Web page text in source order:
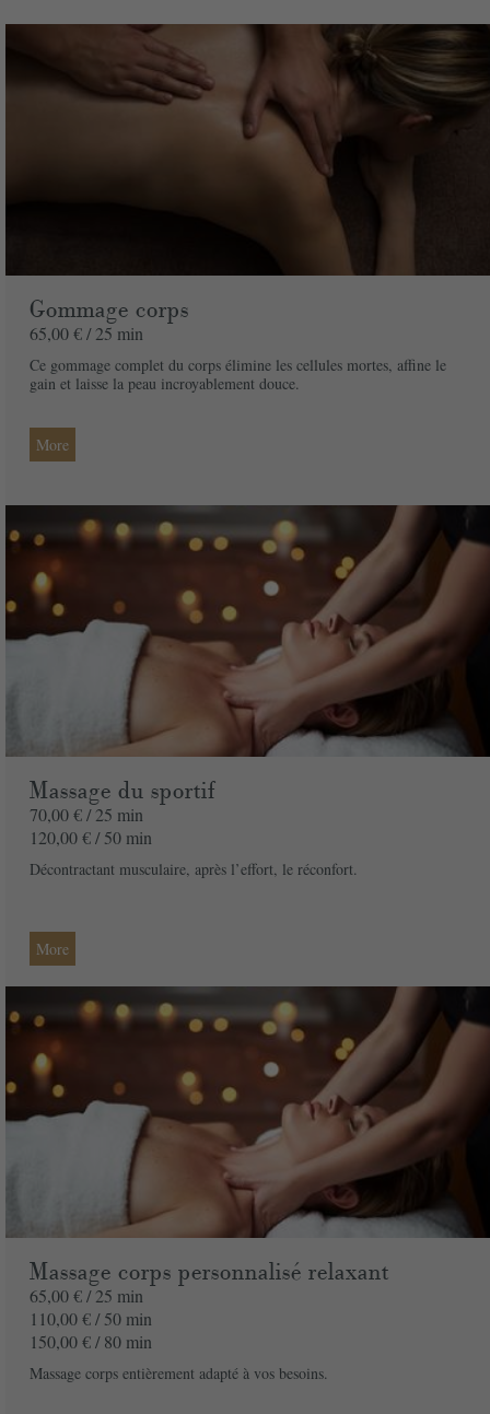
160,00 €
Adresse de facturation
Nom*
Prénom*
Téléphone*
Adresse
Offert à
De la part de
Commandez votre bon cadeau maintenant et recevez-le par mail sous 1 à 3
jours ouvrés
PAYER
Gommage corps
65,00 € /25 min
Ce gommage complet du corps élimine les cellules mortes, affine le
gain et laisse la peau incroyablement douce.
More
Massage du sportif
70,00 € /25 min
120,00 € /50 min
Décontractant musculaire, après l’effort, le réconfort.
More
Massage corps personnalisé relaxant
65,00 € /25 min
110,00 € /50 min
150,00 € /80 min
Massage corps entièrement adapté à vos besoins.